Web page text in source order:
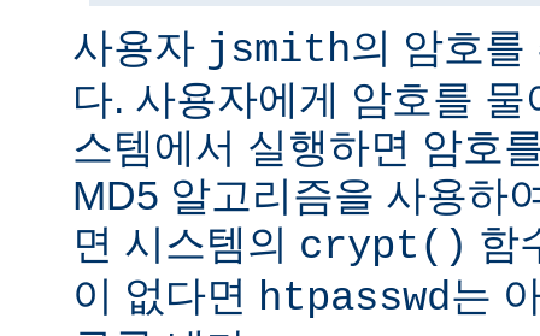
사용자 jsmith의 암호를
다. 사용자에게 암호를
스템에서 실행하면 암호
MD5 알고리즘을 사용하
면 시스템의 crypt() 함
이 없다면 htpasswd는